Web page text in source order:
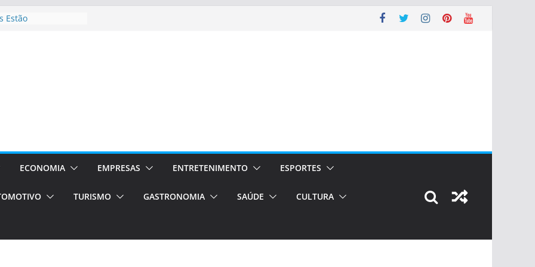
Estão
em Porto
de transfer,
de alto padrão
bolsas –
o segundo
únicas e
de volta!
ECONOMIA EMPRESAS ENTRETENIMENTO ESPORTES
TURISMO GASTRONOMIA SAÚDE CULTURA